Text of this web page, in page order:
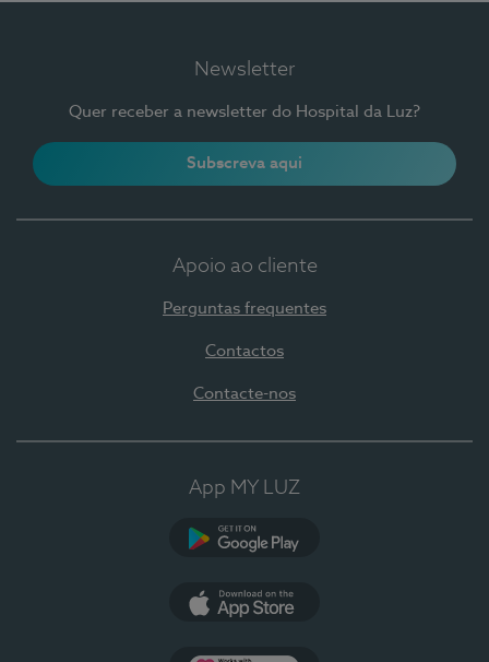
Newsletter
Quer receber a newsletter do Hospital da Luz?
Subscreva aqui
Apoio ao cliente
Perguntas frequentes
Contactos
Contacte-nos
App MY LUZ